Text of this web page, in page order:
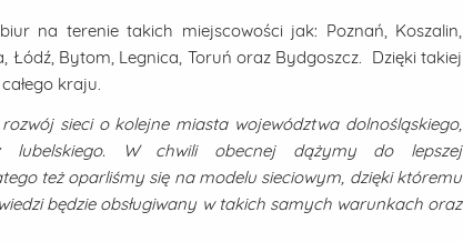
na terenie takich miejscowości jak: Poznań, Koszalin,
Łódź, Bytom, Legnica, Toruń oraz Bydgoszcz. Dzięki takiej
kraju.
sieci o kolejne miasta województwa dolnośląskiego,
lubelskiego. W chwili obecnej dążymy do lepszej
też oparliśmy się na modelu sieciowym, dzięki któremu
będzie obsługiwany w takich samych warunkach oraz